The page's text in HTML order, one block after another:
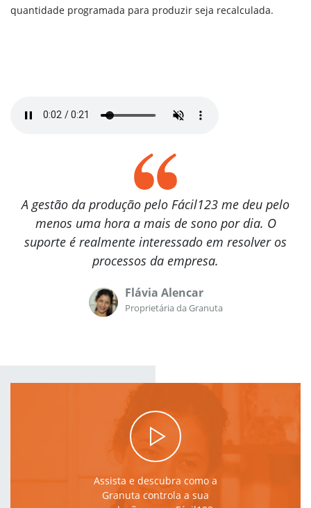
quantidade programada para produzir seja recalculada.
A gestão da produção pelo Fácil123 me deu pelo
menos uma hora a mais de sono por dia. O
suporte é realmente interessado em resolver os
processos da empresa.
Flávia Alencar
Proprietária da Granuta
Assista e descubra como a
Granuta controla a sua